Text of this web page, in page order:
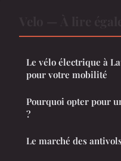
Le vélo électrique à
pour votre mobilité
Pourquoi opter pour
?
Le marché des